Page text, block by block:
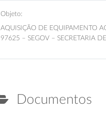
Objeto:
AQUISIÇÃO DE EQUIPAMENTO
97625 – SEGOV – SECRETARIA
Documentos